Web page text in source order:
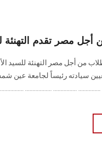
أجل مصر تقدم
من أجل مصر التهنئة للسيد
سيادته رئيساً لجامعة عين
................ ..................